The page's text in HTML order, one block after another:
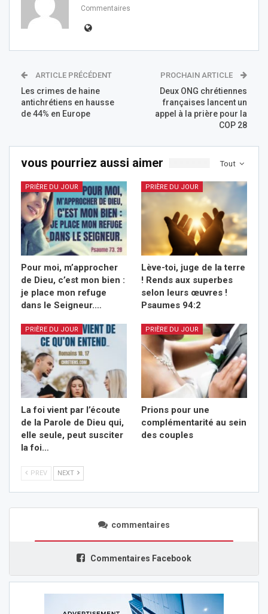
Commentaires
ARTICLE PRÉCÉDENT
Les crimes de haine
antichrétiens en hausse
de 44% en Europe
PROCHAIN ARTICLE
Deux ONG chrétiennes
françaises lancent un
appel à la prière pour la
COP 28
Tout
vous pourriez aussi aimer
PRIÈRE DU JOUR
Pour moi, m’approcher
de Dieu, c’est mon bien :
je place mon refuge
dans le Seigneur.…
PRIÈRE DU JOUR
Lève-toi, juge de la terre
! Rends aux superbes
selon leurs œuvres !
Psaumes 94:2
PRIÈRE DU JOUR
La foi vient par l’écoute
de la Parole de Dieu qui,
elle seule, peut susciter
la foi…
PRIÈRE DU JOUR
Prions pour une
complémentarité au sein
des couples
PREV NEXT
commentaires
Commentaires Facebook